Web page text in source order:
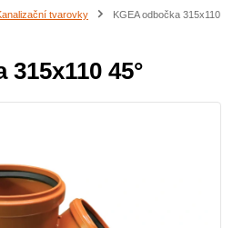
tvarovky
KGEA odbočka 315x110
45°